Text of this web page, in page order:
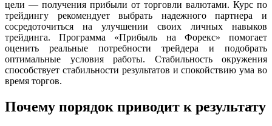
цели — получения прибыли от торговли валютами. Курс по
трейдингу рекомендует выбрать надежного партнера и
сосредоточиться на улучшении своих личных навыков
трейдинга. Программа «Прибыль на Форекс» помогает
оценить реальные потребности трейдера и подобрать
оптимальные условия работы. Стабильность окружения
способствует стабильности результатов и спокойствию ума во
время торгов.
Почему порядок приводит к результату